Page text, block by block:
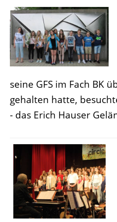
seine GFS im Fach BK
gehalten hatte,
- das Erich Hauser